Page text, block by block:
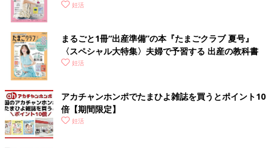
妊活
まるごと1冊“出産準備”の本『たまごクラブ 夏号』
〈スペシャル大特集〉夫婦で予習する 出産の教科書
妊活
アカチャンホンポでたまひよ雑誌を買うとポイント10
倍【期間限定】
妊活